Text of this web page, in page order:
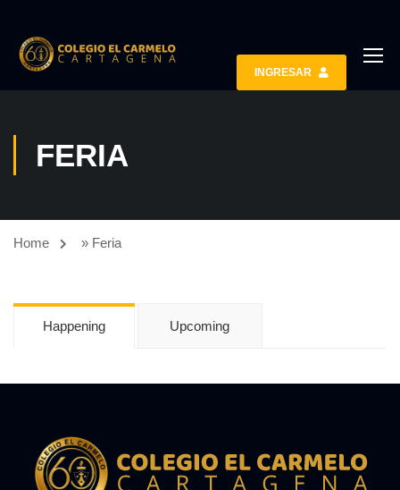
INGRESAR
FERIA
Home » Feria
Happening Upcoming